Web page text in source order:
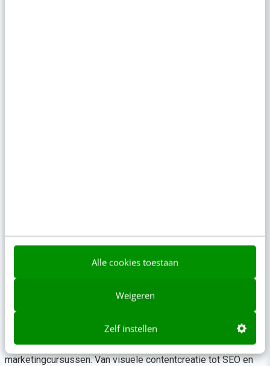
Alle cookies toestaan
Weigeren
Zelf instellen
TIP!
Bijblijven in je vak?
Met Video Academy krijg je toegang tot 130+ AI- en
marketingcursussen. Van visuele contentcreatie tot SEO en